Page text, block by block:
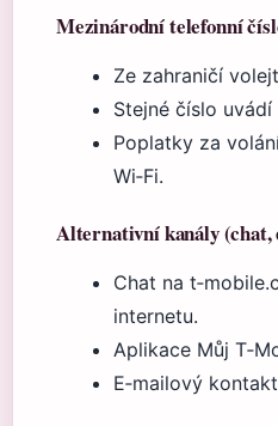
Mezinárodní telefonní
Ze zahraničí
Stejné číslo
Poplatky za
Wi‑Fi.
Alternativní kanály (chat,
Chat na
internetu.
Aplikace Můj
E‑mailový